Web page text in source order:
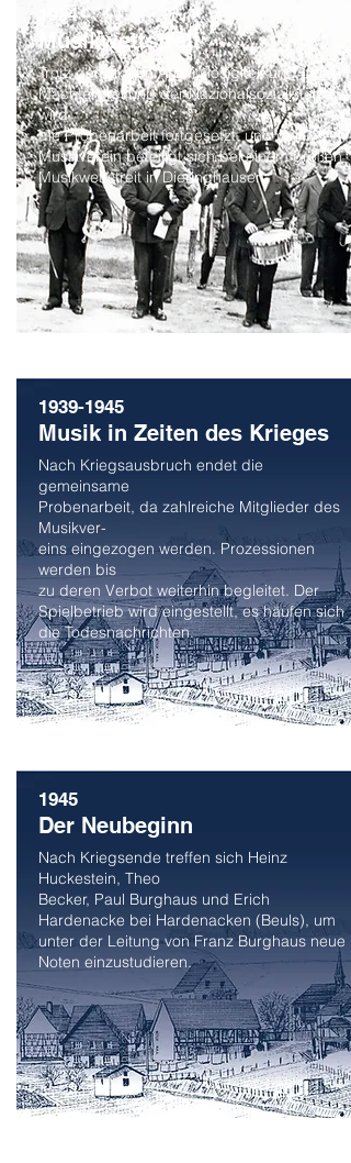
Musikwettstreit
Trotz der großen Arbeitslosigkeit und der
Machtergreifung der Nazionalsozialisten
wird
die Probenarbeit fortgesetzt, und der
Musikverein beteiligt sich bei einem großen
Musikwettstreit in Dieringhausen.
1934
Musik in Zeiten des Krieges
Nach Kriegsausbruch endet die
gemeinsame
Probenarbeit, da zahlreiche Mitglieder des
Musikver-
eins eingezogen werden. Prozessionen
werden bis
zu deren Verbot weiterhin begleitet. Der
Spielbetrieb wird eingestellt, es häufen sich
die Todesnachrichten.
1939-1945
Der Neubeginn
Nach Kriegsende treffen sich Heinz
Huckestein, Theo
Becker, Paul Burghaus und Erich
Hardenacke bei Hardenacken (Beuls), um
unter der Leitung von Franz Burghaus neue
Noten einzustudieren.
1945